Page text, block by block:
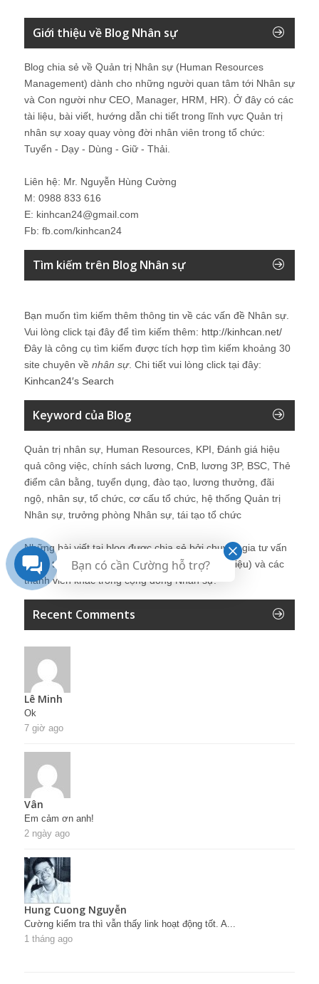
Giới thiệu về Blog Nhân sự
Blog chia sẻ về Quản trị Nhân sự (Human Resources
Management) dành cho những người quan tâm tới Nhân sự
và Con người như CEO, Manager, HRM, HR). Ở đây có các
tài liệu, bài viết, hướng dẫn chi tiết trong lĩnh vực Quản trị
nhân sự xoay quay vòng đời nhân viên trong tổ chức:
Tuyển - Dạy - Dùng - Giữ - Thải.
Liên hệ: Mr. Nguyễn Hùng Cường
M: 0988 833 616
E: kinhcan24@gmail.com
Fb: fb.com/kinhcan24
Tìm kiếm trên Blog Nhân sự
Bạn muốn tìm kiếm thêm thông tin về các vấn đề Nhân sự.
Vui lòng click tại đây để tìm kiếm thêm: http://kinhcan.net/
Đây là công cụ tìm kiếm được tích hợp tìm kiếm khoảng 30
site chuyên về nhân sự. Chi tiết vui lòng click tại đây:
Kinhcan24′s Search
Keyword của Blog
Quản trị nhân sự, Human Resources, KPI, Đánh giá hiệu
quả công việc, chính sách lương, CnB, lương 3P, BSC, Thẻ
điểm cân bằng, tuyển dụng, đào tạo, lương thưởng, đãi
ngộ, nhân sự, tổ chức, cơ cấu tổ chức, hệ thống Quản trị
Nhân sự, trưởng phòng Nhân sự, tái tạo tổ chức
Những bài viết tại blog được chia sẻ bởi chuyên gia tư vấn
Quản trị Nhân sự Nguyễn Hùng Cường (giới thiệu) và các
thành viên khác trong cộng đồng Nhân sự.
Recent Comments
Lê Minh
Ok
7 giờ ago
Vân
Em cảm ơn anh!
2 ngày ago
Hung Cuong Nguyễn
Cường kiểm tra thì vẫn thấy link hoạt động tốt. A...
1 tháng ago
Bạn có cần Cường hỗ trợ?